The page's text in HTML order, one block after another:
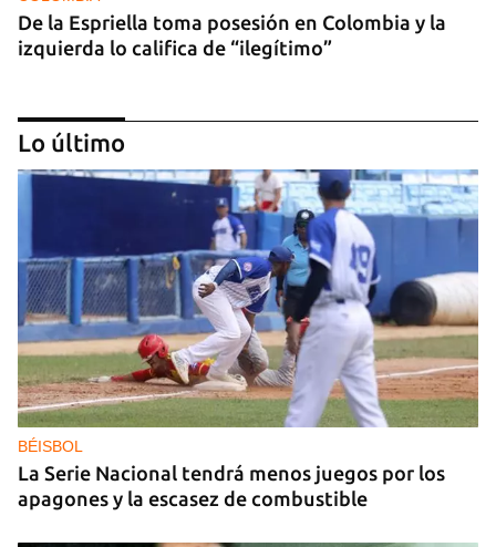
De la Espriella toma posesión en Colombia y la
izquierda lo califica de “ilegítimo”
DEPORTACIONES EE UU
El ICE envía a la fuerza a migrantes, entre ellos
cuatro cubanos, a la República Centroafricana
Lo último
BÉISBOL
La Serie Nacional tendrá menos juegos por los
apagones y la escasez de combustible